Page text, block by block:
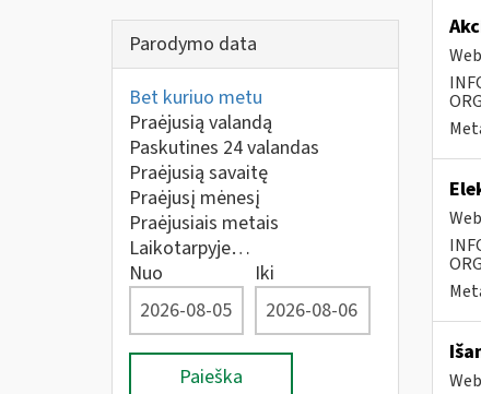
Parodymo data
Bet kuriuo metu
Praėjusią valandą
Paskutines 24 valandas
Praėjusią savaitę
Praėjusį mėnesį
Praėjusiais metais
Laikotarpyje…
Nuo
Iki
Paieška